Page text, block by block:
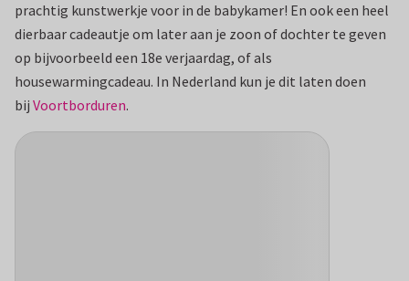
prachtig kunstwerkje voor in de babykamer! En ook een heel
dierbaar cadeautje om later aan je zoon of dochter te geven
op bijvoorbeeld een 18e verjaardag, of als
housewarmingcadeau. In Nederland kun je dit laten doen
bij Voortborduren.